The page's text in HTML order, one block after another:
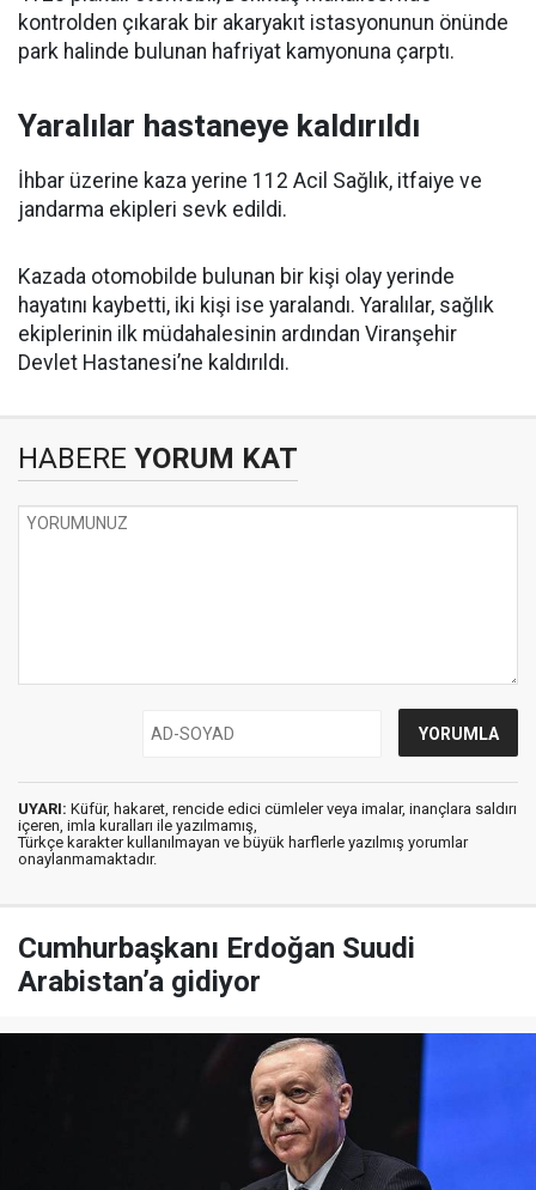
kontrolden çıkarak bir akaryakıt istasyonunun önünde
park halinde bulunan hafriyat kamyonuna çarptı.
Yaralılar hastaneye kaldırıldı
İhbar üzerine kaza yerine 112 Acil Sağlık, itfaiye ve
jandarma ekipleri sevk edildi.
Kazada otomobilde bulunan bir kişi olay yerinde
hayatını kaybetti, iki kişi ise yaralandı. Yaralılar, sağlık
ekiplerinin ilk müdahalesinin ardından Viranşehir
Devlet Hastanesi’ne kaldırıldı.
HABERE YORUM KAT
UYARI: Küfür, hakaret, rencide edici cümleler veya imalar, inançlara saldırı
içeren, imla kuralları ile yazılmamış,
Türkçe karakter kullanılmayan ve büyük harflerle yazılmış yorumlar
onaylanmamaktadır.
Cumhurbaşkanı Erdoğan Suudi
Arabistan’a gidiyor